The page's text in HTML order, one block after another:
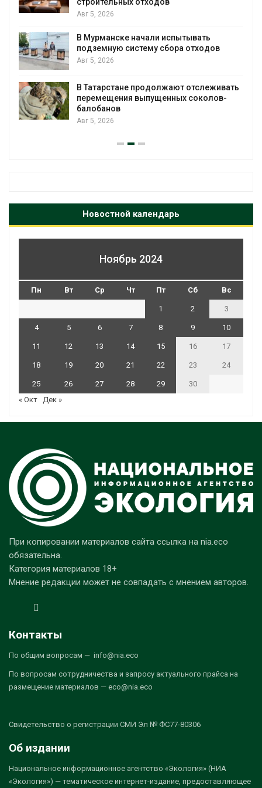
отходов
отслеживать
соколов-
определены финалисты
Обратный разворот: Shell
Ливни и наводнения на юге
Новостной календарь
Ноябрь 2024
Пн Вт Ср Чт Пт Сб Вс
1 2 3
4 5 6 7 8 9 10
11 12 13 14 15 16 17
18 19 20 21 22 23 24
25 26 27 28 29
30
« Окт
Дек »
При копировании материалов сайта ссылка на nia.eco
обязательна.
Категория материалов 18+
Мнение редакции может не совпадать с мнением авторов.
Контакты
По общим вопросам — info@nia.eco
По вопросам сотрудничества и запросу актуального прайса на
размещение материалов — eco@nia.eco
Свидетельство о регистрации СМИ Эл № ФС77-80306
Об издании
Национальное информационное агентство «Экология» (НИА
«Экология») — тематическое интернет-издание, предоставляющее